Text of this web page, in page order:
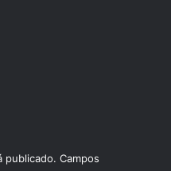
publicado. Campos